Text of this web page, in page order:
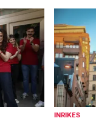
INRIKES